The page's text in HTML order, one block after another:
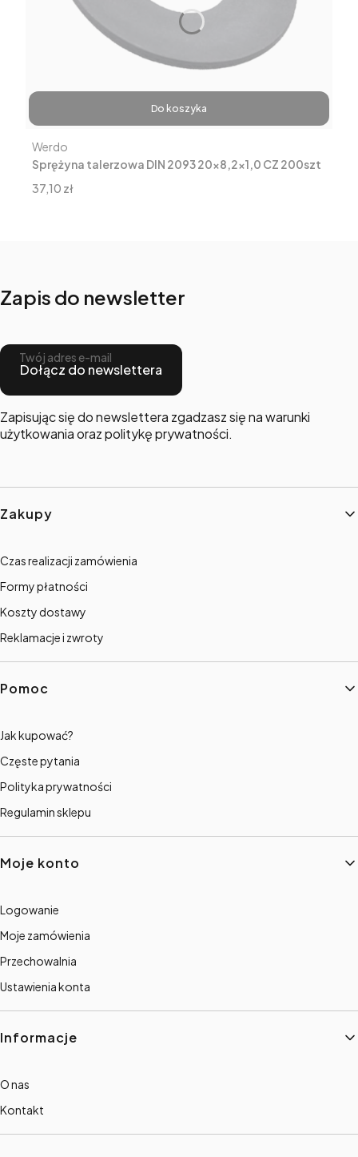
Do koszyka
Sprężyna talerzowa DIN 2093 20x8,2x1,0 CZ 200szt
Producent
Werdo
Cena
37,10 zł
Zapis do newsletter
Twój adres e-mail
Dołącz do newslettera
Zapisując się do newslettera zgadzasz się na warunki
użytkowania oraz politykę prywatności.
Linki w stopce
Zakupy
Czas realizacji zamówienia
Formy płatności
Koszty dostawy
Reklamacje i zwroty
Pomoc
Jak kupować?
Częste pytania
Polityka prywatności
Regulamin sklepu
Moje konto
Logowanie
Moje zamówienia
Przechowalnia
Ustawienia konta
Informacje
O nas
Kontakt